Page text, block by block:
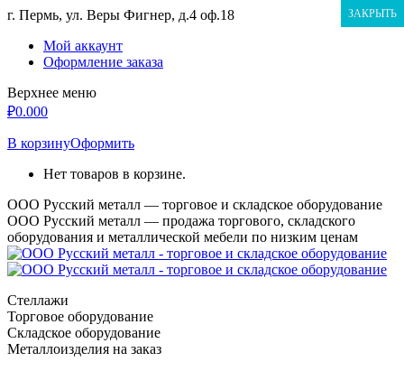
Перейти
содержанию
г. Пермь, ул. Веры Фигнер, д.4 оф.18
Мой аккаунт
Оформление заказа
Верхнее меню
₽0.000
В корзинуОформить
Нет товаров в корзине.
ООО Русский металл — торговое и складское оборудование
ООО Русский металл — продажа торгового, складского
оборудования и металлической мебели по низким ценам
Стеллажи
Торговое оборудование
Складское оборудование
Металлоизделия на заказ
ЗАКРЫТЬ